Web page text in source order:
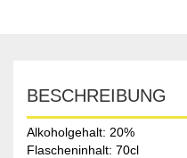
BESCHREIBUNG
Alkoholgehalt: 20%
Flascheninhalt: 70cl